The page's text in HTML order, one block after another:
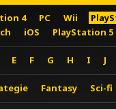
4 PC Wii
iOS PlayStation 5
E F G H I J
Fantasy Sci-fi